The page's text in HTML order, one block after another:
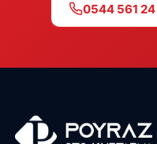
0544 561